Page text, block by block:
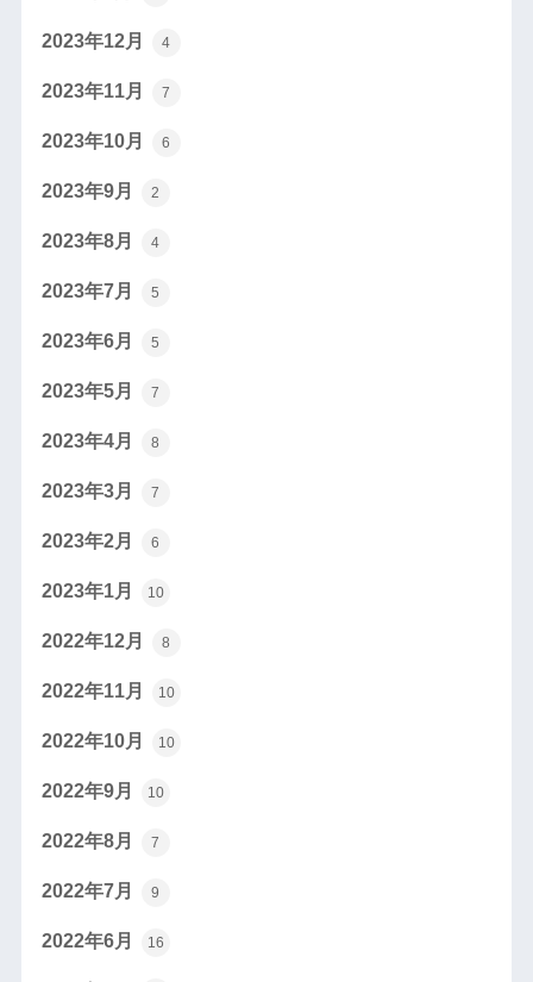
2023年12月 4
2023年11月 7
2023年10月 6
2023年9月 2
2023年8月 4
2023年7月 5
2023年6月 5
2023年5月 7
2023年4月 8
2023年3月 7
2023年2月 6
2023年1月 10
2022年12月 8
2022年11月 10
2022年10月 10
2022年9月 10
2022年8月 7
2022年7月 9
2022年6月 16